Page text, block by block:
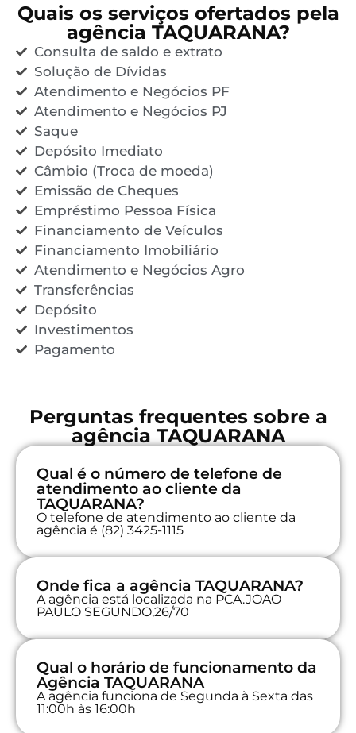
Quais os serviços ofertados pela
agência TAQUARANA?
Consulta de saldo e extrato
Solução de Dívidas
Atendimento e Negócios PF
Atendimento e Negócios PJ
Saque
Depósito Imediato
Câmbio (Troca de moeda)
Emissão de Cheques
Empréstimo Pessoa Física
Financiamento de Veículos
Financiamento Imobiliário
Atendimento e Negócios Agro
Transferências
Depósito
Investimentos
Pagamento
Perguntas frequentes sobre a
agência TAQUARANA
Qual é o número de telefone de
atendimento ao cliente da
TAQUARANA?
O telefone de atendimento ao cliente da
agência é (82) 3425-1115
Onde fica a agência TAQUARANA?
A agência está localizada na PCA.JOAO
PAULO SEGUNDO,26/70
Qual o horário de funcionamento da
Agência TAQUARANA
A agência funciona de Segunda à Sexta das
11:00h às 16:00h